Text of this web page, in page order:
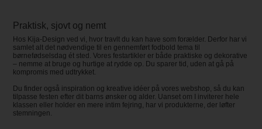
Praktisk, sjovt og nemt
Hos Kija-Design ved vi, hvor travlt du kan have som forælder. Derfor har vi
samlet alt det nødvendige til en gennemført fodbold tema til
børnefødselsdag ét sted. Vores festartikler er både praktiske og dekorative
– nemme at bruge og hurtige at rydde op. Du sparer tid, uden at gå på
kompromis med udtrykket.
Du finder også inspiration og kreative idéer på vores webshop, så du kan
tilpasse festen efter dit barns ønsker og alder. Uanset om I inviterer hele
klassen eller holder en mere intim fejring, har vi produkterne, der løfter
stemningen.